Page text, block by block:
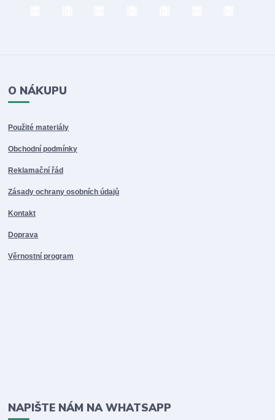
O NÁKUPU
Použité materiály
Obchodní podmínky
Reklamační řád
Zásady ochrany osobních údajů
Kontakt
Doprava
Věrnostní program
NAPIŠTE NÁM NA WHATSAPP